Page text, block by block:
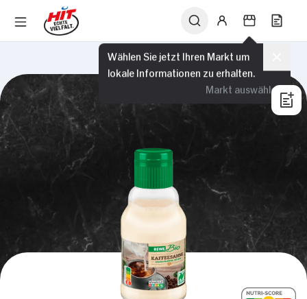
Wählen Sie jetzt Ihren Markt um
lokale Informationen zu erhalten.
Markt auswählen